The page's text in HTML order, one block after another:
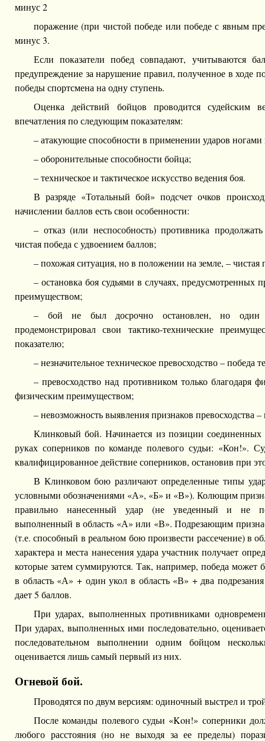
минус 2
поражение (при чистой победе или победе с явным
минус 3.
Если показатели побед совпадают, учитываются
предупреждение за нарушение правил, полученное в ходе
победы спортсмена на одну ступень.
Оценка действий бойцов проводится судейским
впечатления по следующим показателям:
– атакующие способности в применении ударов
– оборонительные способности бойца;
– техническое и тактическое искусство ведения боя.
В разряде «Тотальный бой» подсчет очков
начислении баллов есть свои особенности:
– отказ (или неспособность) противника
чистая победа с удвоением баллов;
– похожая ситуация, но в положении на земле, – чистая
– остановка боя судьями в случаях, предусмотренных
преимуществом;
– бой не был досрочно остановлен, но один
продемонстрировал свои тактико-технические
показателю;
– незначительное техническое превосходство –
– превосходство над противником только благодаря
физическим преимуществом;
– невозможность выявления признаков превосходства –
Клинковый бой. Начинается из позиции
руках соперников по команде полевого судьи: «Кон!».
квалифицированное действие соперников, остановив при
В Клинковом бою различают определенные типы
условными обозначениями «А», «Б» и «В»). Колющим
правильно нанесенный удар (не уведенный и не
выполненный в область «А» или «В». Подрезающим
(т.е. способный в реальном бою произвести рассечение) в
характера и места нанесения удара участник получает
которые затем суммируются. Так, например, победа может
в область «А» + один укол в область «В» + два
дает 5 баллов.
При ударах, выполненных противниками
При ударах, выполненных ими последовательно,
последовательном выполнении одним бойцом
оценивается лишь самый первый из них.
Огневой бой.
Проводятся по двум версиям: одиночный выстрел и
После команды полевого судьи «Koн!» соперники
любого расстояния (но не выходя за ее пределы)